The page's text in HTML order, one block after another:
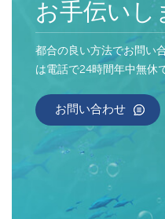
お手伝いし
都合の良い方法でお問い
は電話で24時間年中無休
お問い合わせ